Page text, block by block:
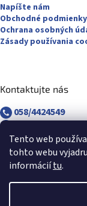
Tento web
tohto webu
informáciítu.
Napíšte nám
Obchodné podmienky
Ochrana osobných
Zásady používania
Kontaktujte nás
058/4424549